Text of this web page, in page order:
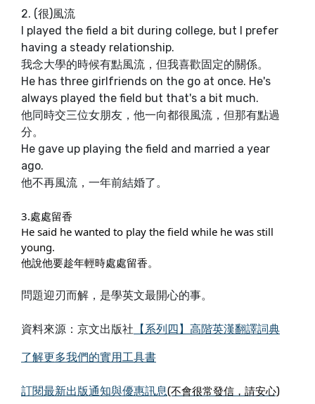
2. (很)風流
I played the field a bit during college, but I prefer
having a steady relationship.
我念大學的時候有點風流，但我喜歡固定的關係。
He has three girlfriends on the go at once. He's
always played the field but that's a bit much.
他同時交三位女朋友，他一向都很風流，但那有點過
分。
He gave up playing the field and married a year
ago.
他不再風流，一年前結婚了。
3.處處留香
He said he wanted to play the field while he was still
young.
他說他要趁年輕時處處留香。
問題迎刃而解，是學英文最開心的事。
資料來源：京文出版社 【系列四】高階英漢翻譯詞典
了解更多我們的實用工具書
訂閱最新出版通知與優惠訊息(不會很常發信，請安心)